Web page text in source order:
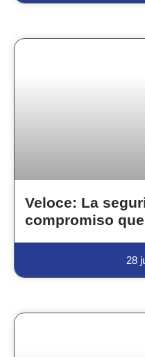
Veloce: La
compromiso
28